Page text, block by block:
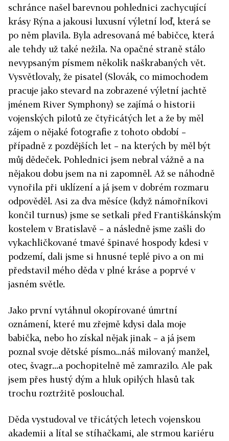
schránce našel barevnou pohlednici zachycující
krásy Rýna a jakousi luxusní výletní loď, která se
po něm plavila. Byla adresovaná mé babičce, která
ale tehdy už také nežila. Na opačné straně stálo
nevypsaným písmem několik naškrabaných vět.
Vysvětlovaly, že pisatel (Slovák, co mimochodem
pracuje jako stevard na zobrazené výletní jachtě
jménem River Symphony) se zajímá o historii
vojenských pilotů ze čtyřicátých let a že by měl
zájem o nějaké fotografie z tohoto období –
případně z pozdějších let – na kterých by měl být
můj dědeček. Pohlednici jsem nebral vážně a na
nějakou dobu jsem na ni zapomněl. Až se náhodně
vynořila při uklízení a já jsem v dobrém rozmaru
odpověděl. Asi za dva měsíce (když námořníkovi
končil turnus) jsme se setkali před Františkánským
kostelem v Bratislavě – a následně jsme zašli do
vykachličkované tmavé špinavé hospody kdesi v
podzemí, dali jsme si hnusné teplé pivo a on mi
představil mého děda v plné kráse a poprvé v
jasném světle.
Jako první vytáhnul okopírované úmrtní
oznámení, které mu zřejmě kdysi dala moje
babička, nebo ho získal nějak jinak – a já jsem
poznal svoje dětské písmo...náš milovaný manžel,
otec, švagr...a pochopitelně mě zamrazilo. Ale pak
jsem přes hustý dým a hluk opilých hlasů tak
trochu roztržitě poslouchal.
Děda vystudoval ve třicátých letech vojenskou
akademii a lítal se stíhačkami, ale strmou kariéru